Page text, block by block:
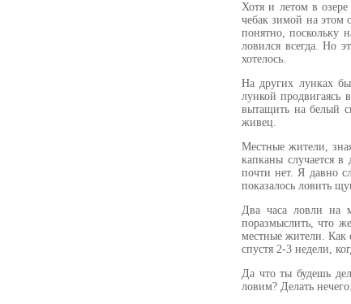
Хотя и летом в
чебак зимой на этом
понятно, поскольку
ловился всегда. Но
хотелось.
На других лунках
лункой
вытащить на белый
живец.
Местные жители,
капканы случается
почти нет. Я давно
показалось ловить
Два часа ловли на
поразмыслить, что
местные жители. Как
спустя 2-3 недели,
Да что ты будешь
ловим? Делать